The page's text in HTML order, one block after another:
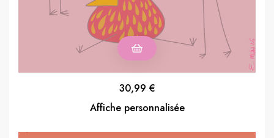
Affiche personnalisée
30,99 €